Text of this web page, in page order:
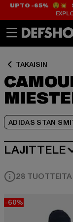
UP TO -65%😲💥
TAKAISIN
ADIDAS STAN
LAJITTELE
28 TUOTTEITA
-60%